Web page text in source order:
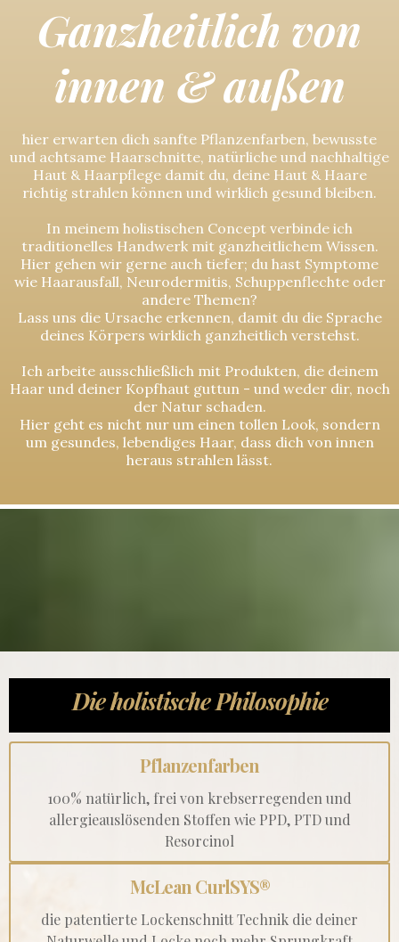
Ganzheitlich von
innen & außen
hier erwarten dich sanfte Pflanzenfarben, bewusste
und achtsame Haarschnitte, natürliche und nachhaltige
Haut & Haarpflege damit du, deine Haut & Haare
richtig strahlen können und wirklich gesund bleiben.
In meinem holistischen Concept verbinde ich
traditionelles Handwerk mit ganzheitlichem Wissen.
Hier gehen wir gerne auch tiefer; du hast Symptome
wie Haarausfall, Neurodermitis, Schuppenflechte oder
andere Themen?
Lass uns die Ursache erkennen, damit du die Sprache
deines Körpers wirklich ganzheitlich verstehst.
Ich arbeite ausschließlich mit Produkten, die deinem
Haar und deiner Kopfhaut guttun - und weder dir, noch
der Natur schaden.
Hier geht es nicht nur um einen tollen Look, sondern
um gesundes, lebendiges Haar, dass dich von innen
heraus strahlen lässt.
Die holistische Philosophie
Pflanzenfarben
100% natürlich, frei von krebserregenden und
allergieauslösenden Stoffen wie PPD, PTD und
Resorcinol
McLean CurlSYS®
die patentierte Lockenschnitt Technik die deiner